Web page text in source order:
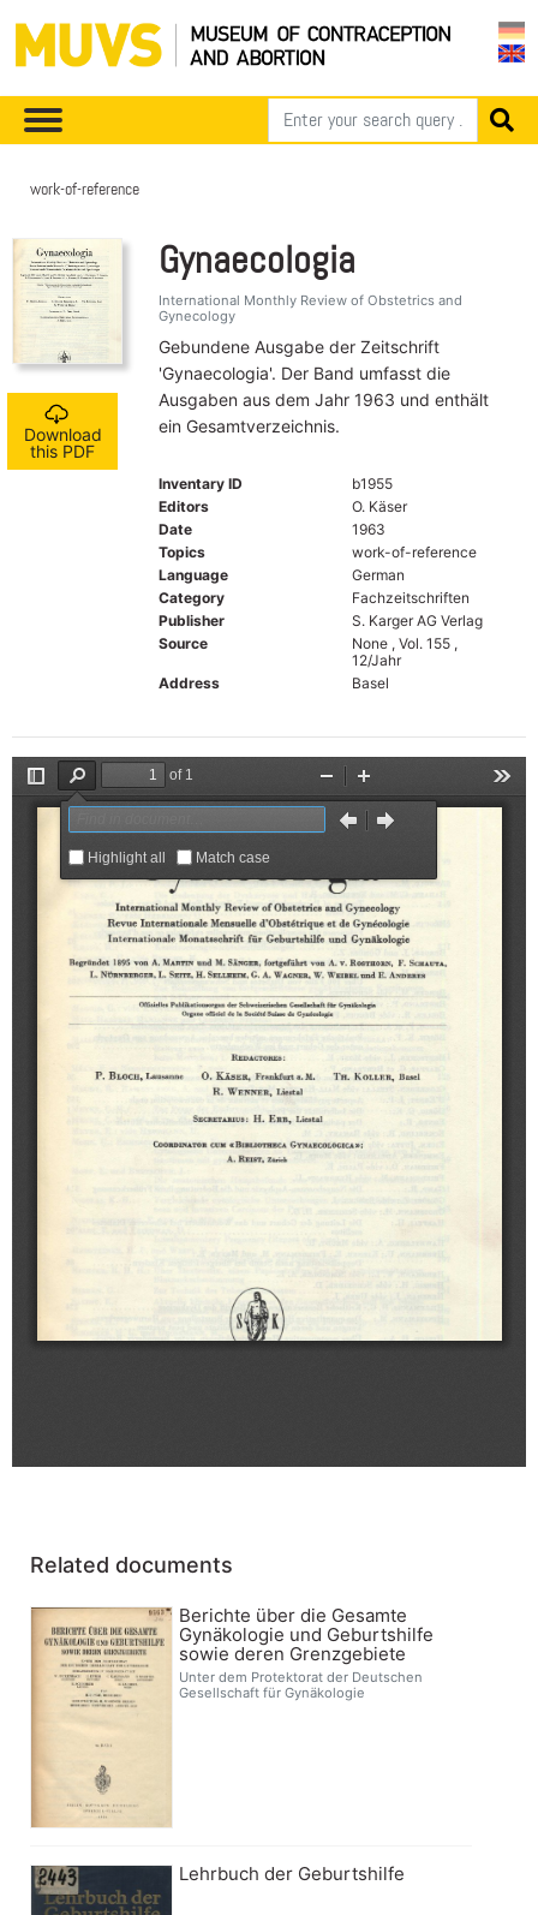
work-of-reference
Download
this PDF
Gynaecologia
International Monthly Review of Obstetrics and
Gynecology
Gebundene Ausgabe der Zeitschrift
'Gynaecologia'. Der Band umfasst die
Ausgaben aus dem Jahr 1963 und enthält
ein Gesamtverzeichnis.
Inventary ID
b1955
Editors
O. Käser
Date
1963
Topics
work-of-reference
Language
German
Category
Fachzeitschriften
Publisher
S. Karger AG Verlag
Source
None , Vol. 155 ,
12/Jahr
Address
Basel
Related documents
Berichte über die Gesamte
Gynäkologie und Geburtshilfe
sowie deren Grenzgebiete
Unter dem Protektorat der Deutschen
Gesellschaft für Gynäkologie
Lehrbuch der Geburtshilfe